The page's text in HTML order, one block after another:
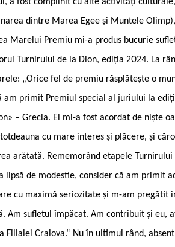
dintre Marea Egee și Muntele
Marelui Premiu mi-a produs bucurie
Turnirului de la Dion, ediția 2024. La
„Orice fel de premiu răsplătește o
am primit Premiul special al juriului la
– Grecia. El mi-a fost acordat de niște
cu mare interes și plăcere, și
arătată. Rememorând etapele
lipsă de modestie, consider că am primit
cu maximă seriozitate și m-am
Am sufletul împăcat. Am contribuit și eu,
Filialei Craiova.“ Nu în ultimul rând,